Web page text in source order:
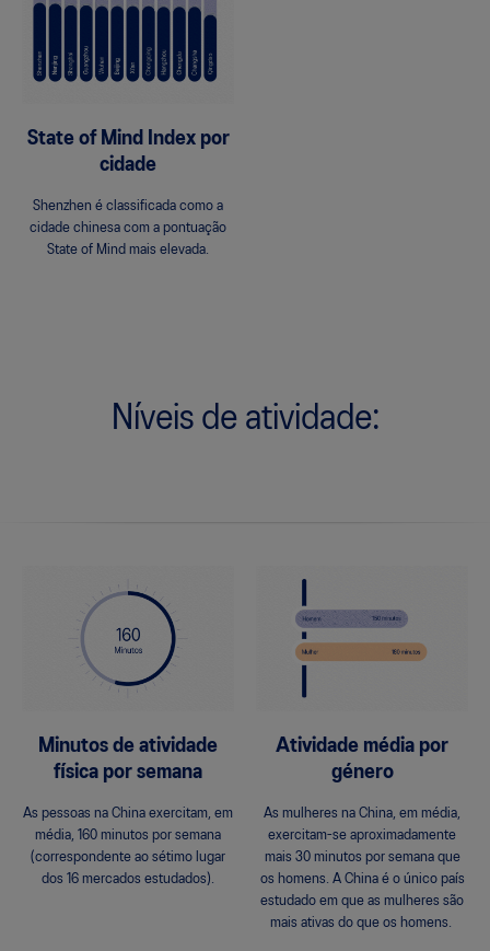
State of Mind Index por
cidade
Shenzhen é classificada como a
cidade chinesa com a pontuação
State of Mind mais elevada.
Níveis de atividade:
Minutos de atividade
física por semana
As pessoas na China exercitam, em
média, 160 minutos por semana
(correspondente ao sétimo lugar
dos 16 mercados estudados).
Atividade média por
género
As mulheres na China, em média,
exercitam-se aproximadamente
mais 30 minutos por semana que
os homens. A China é o único país
estudado em que as mulheres são
mais ativas do que os homens.